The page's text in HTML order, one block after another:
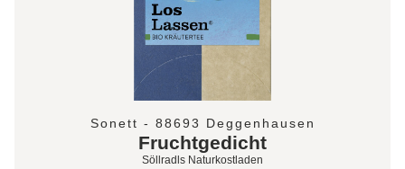
Sonett - 88693 Deggenhausen
Fruchtgedicht
Söllradls Naturkostladen